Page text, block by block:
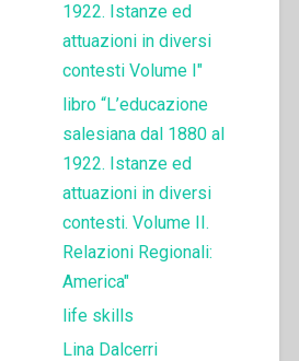
1922. Istanze ed
attuazioni in diversi
contesti Volume I"
libro “L’educazione
salesiana dal 1880 al
1922. Istanze ed
attuazioni in diversi
contesti. Volume II.
Relazioni Regionali:
America"
life skills
Lina Dalcerri